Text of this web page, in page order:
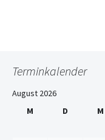
Terminkalender
August 2026
M
D M